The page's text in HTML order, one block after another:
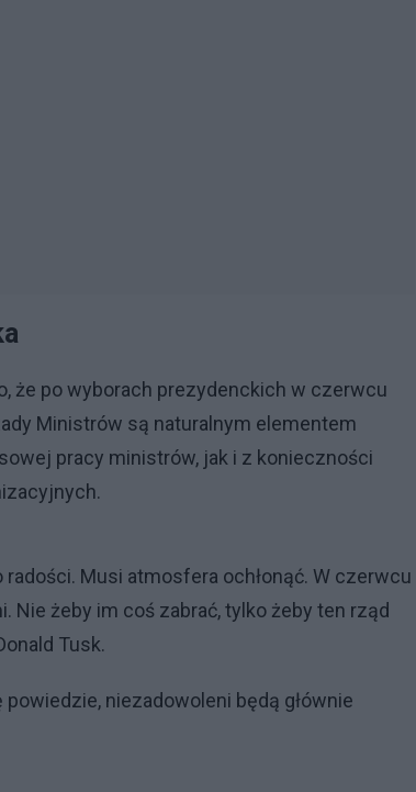
że po wyborach prezydenckich w czerwcu
Ministrów są naturalnym elementem
pracy ministrów, jak i z konieczności
Musi atmosfera ochłonąć. W czerwcu
żeby im coś zabrać, tylko żeby ten rząd
Tusk.
niezadowoleni będą głównie